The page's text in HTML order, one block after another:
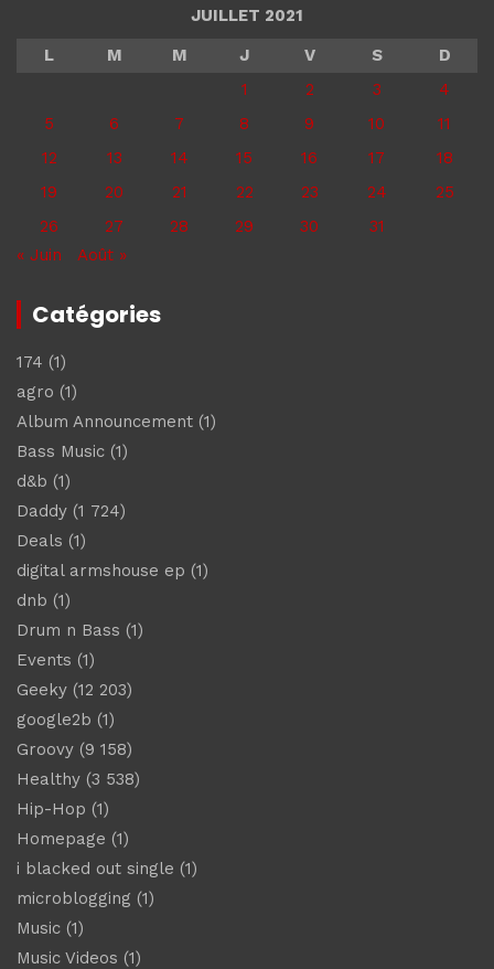
JUILLET 2021
L
M M J V S
D
1
2 3
4
5
6 7 8 9 10
11
12
13 14 15 16 17
18
19
20 21 22 23 24
25
26
27 28 29 30
31
« Juin
Août »
Catégories
174 (1)
agro (1)
Album Announcement (1)
Bass Music (1)
d&b (1)
Daddy (1 724)
Deals (1)
digital armshouse ep (1)
dnb (1)
Drum n Bass (1)
Events (1)
Geeky (12 203)
google2b (1)
Groovy (9 158)
Healthy (3 538)
Hip-Hop (1)
Homepage (1)
i blacked out single (1)
microblogging (1)
Music (1)
Music Videos (1)